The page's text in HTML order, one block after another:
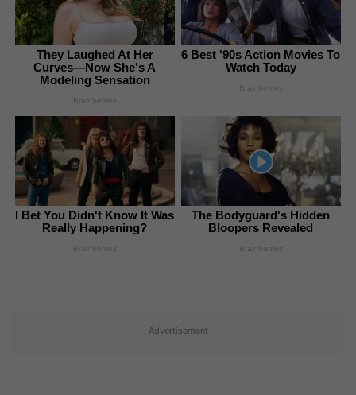
They Laughed At Her
Curves—Now She's A
Modeling Sensation
Brainberries
6 Best '90s Action Movies To
Watch Today
Brainberries
I Bet You Didn't Know It Was
Really Happening?
Brainberries
The Bodyguard's Hidden
Bloopers Revealed
Brainberries
Advertisement